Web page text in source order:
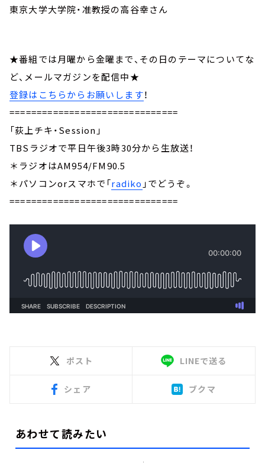
東京大学大学院・准教授の高谷幸さん
★番組では月曜から金曜まで、その日のテーマについてな
ど、メールマガジンを配信中★
登録はこちらからお願いします！
===============================
「荻上チキ・Session」
TBSラジオで平日午後3時30分から生放送！
＊ラジオはAM954/FM90.5
＊パソコンorスマホで「radiko 」でどうぞ。
===============================
ポスト LINEで送る
シェア ブクマ
あわせて読みたい